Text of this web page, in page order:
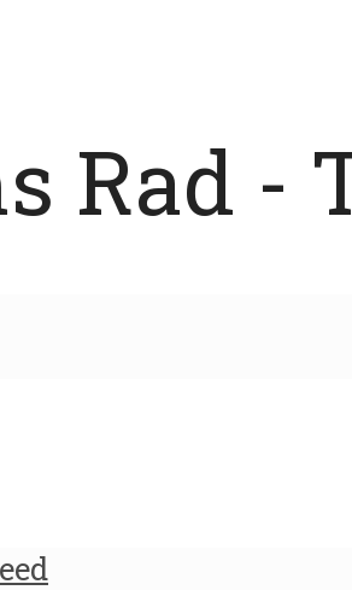
Rad -